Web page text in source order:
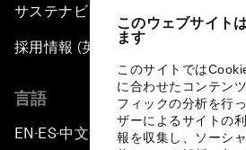
このウェブサイト
ます
このサイトでは
に合わせたコンテン
フィックの分析を行
ザーによるサイトの
報を収集し、ソーシ
One Belt, One Road: The
Climate's Next Frontier
Leading the Energy Transition
サステナビリティへの取り組み
採用情報 (英語のみ)
言語
EN ▪ES▪中文▪ 日本語